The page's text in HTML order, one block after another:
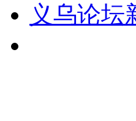
义乌论坛